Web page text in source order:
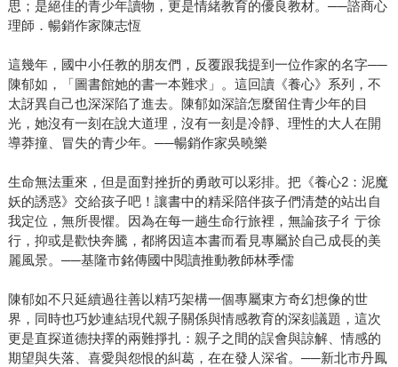
思；是絕佳的青少年讀物，更是情緒教育的優良教材。──諮商心
理師．暢銷作家陳志恆
這幾年，國中小任教的朋友們，反覆跟我提到一位作家的名字──
陳郁如，「圖書館她的書一本難求」。這回讀《養心》系列，不
太訝異自己也深深陷了進去。陳郁如深諳怎麼留住青少年的目
光，她沒有一刻在說大道理，沒有一刻是冷靜、理性的大人在開
導莽撞、冒失的青少年。──暢銷作家吳曉樂
生命無法重來，但是面對挫折的勇敢可以彩排。把《養心2：泥魔
妖的誘惑》交給孩子吧！讓書中的精采陪伴孩子們清楚的站出自
我定位，無所畏懼。因為在每一趟生命行旅裡，無論孩子彳亍徐
行，抑或是歡快奔騰，都將因這本書而看見專屬於自己成長的美
麗風景。──基隆市銘傳國中閱讀推動教師林季儒
陳郁如不只延續過往善以精巧架構一個專屬東方奇幻想像的世
界，同時也巧妙連結現代親子關係與情感教育的深刻議題，這次
更是直探道德抉擇的兩難掙扎：親子之間的誤會與諒解、情感的
期望與失落、喜愛與怨恨的糾葛，在在發人深省。──新北市丹鳳